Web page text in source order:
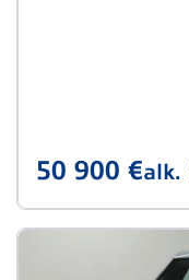
50 900 €alk.